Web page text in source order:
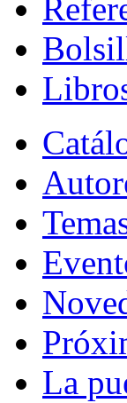
La